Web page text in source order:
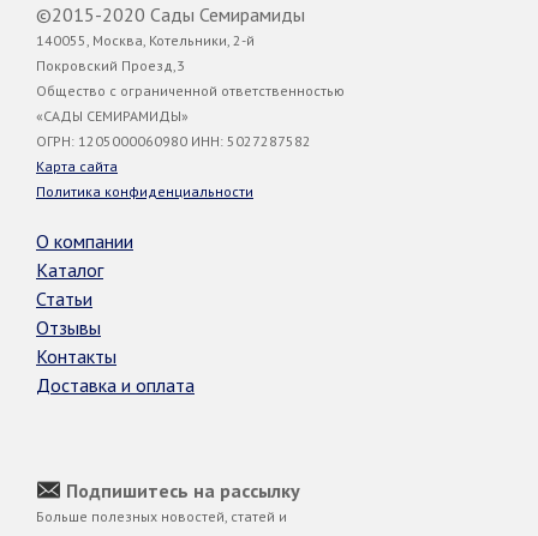
©2015-2020 Сады Семирамиды
140055, Москва, Котельники, 2-й
Покровский Проезд,3
Общество с ограниченной ответственностью
«САДЫ СЕМИРАМИДЫ»
ОГРН: 1205000060980 ИНН: 5027287582
Карта сайта
Политика конфиденциальности
О компании
Каталог
Статьи
Отзывы
Контакты
Доставка и оплата
Подпишитесь на рассылку
Больше полезных новостей, статей и